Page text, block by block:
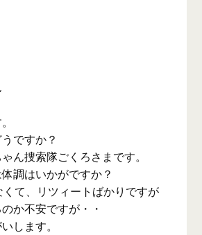
ですか？
ん捜索隊ごくろさまです。
調はいかがですか？
て、リツィートばかりですが
か不安ですが・・
します。